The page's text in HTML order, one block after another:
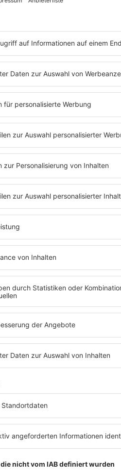
genau so sollte es auch sein.“
Musik, und Armin
die Welt des Trance, von
ihr trotzdem nicht auf dieses
App.
live bei SUNSHINE LIVE.
NEWS FINDET
KW32 Album der
R3HAB
R3HAB hat
Dream inside
Sehnsüchten.
MEHR LESEN